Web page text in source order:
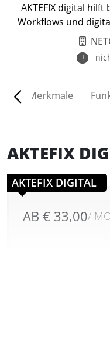
AKTEFIX digital
Workflows und
Merkmale
AKTEFIX
AKTEFIX DIGITAL
AB € 33,00/